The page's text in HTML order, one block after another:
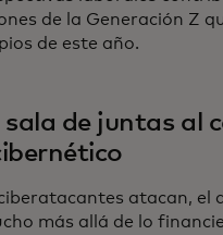
de la Generación Z
de este año.
sala de juntas al
atacan, el
más allá de lo